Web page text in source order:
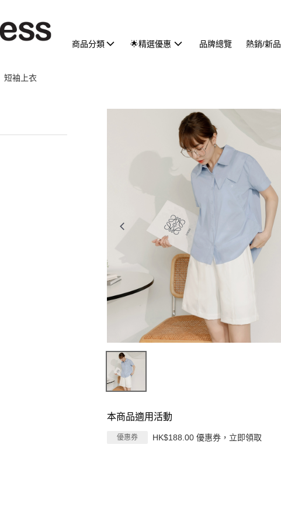
商品分類 🌟精選優惠 品牌總覽 熱銷/新品
短袖上衣
本商品適用活動
優惠券 HK$188.00 優惠券，立即領取